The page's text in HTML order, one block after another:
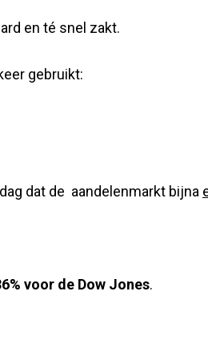
en té snel zakt.
gebruikt:
dat de aandelenmarkt bijna
voor de Dow Jones.